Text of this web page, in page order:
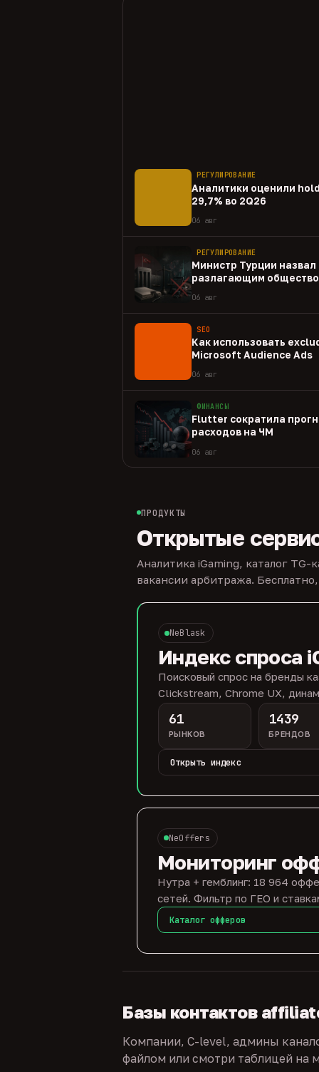
РЕГУЛИРОВАНИЕ
Аналитики оценили
29,7% во 2Q26
06 авг
РЕГУЛИРОВАНИЕ
Министр Турции
разлагающим общество
06 авг
SEO
Как использовать
Microsoft Audience Ads
06 авг
ФИНАНСЫ
Flutter сократила
расходов на ЧМ
06 авг
ПРОДУКТЫ
Открытые
Аналитика iGaming, каталог
вакансии арбитража.
NeBlask
Индекс спроса
Поисковый спрос на бренды
Clickstream, Chrome UX,
61
РЫНКОВ
1439
БРЕНДОВ
Открыть индекс
NeOffers
Мониторинг
Нутра + гемблинг: 18 964
сетей. Фильтр по ГЕО и
Каталог офферов
Базы контактов
Компании, C-level, админы
файлом или смотри таблицей на